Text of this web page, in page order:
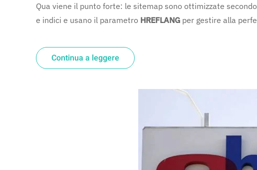
Qua viene il punto forte: le sitemap sono ottimizzate
e indici e usano il parametro HREFLANG per gestire alla
Continua a leggere